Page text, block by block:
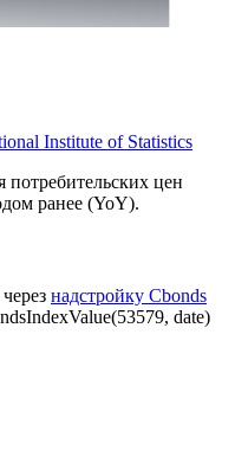
Institute of Statistics
потребительских цен
ранее (YoY).
надстройку Cbonds
date)